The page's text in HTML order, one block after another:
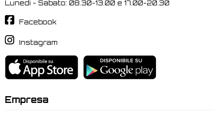
Lunedi - Sabato: 08.30-13.00 e 17.00-20.30
Facebook
Instagram
Empresa